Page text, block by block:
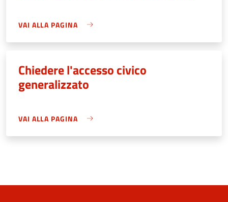
VAI ALLA PAGINA
Chiedere l'accesso civico
generalizzato
VAI ALLA PAGINA